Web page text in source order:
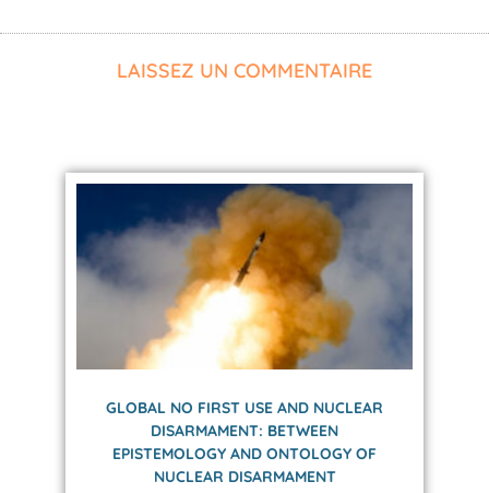
LAISSEZ UN COMMENTAIRE
GLOBAL NO FIRST USE AND NUCLEAR
DISARMAMENT: BETWEEN
EPISTEMOLOGY AND ONTOLOGY OF
NUCLEAR DISARMAMENT